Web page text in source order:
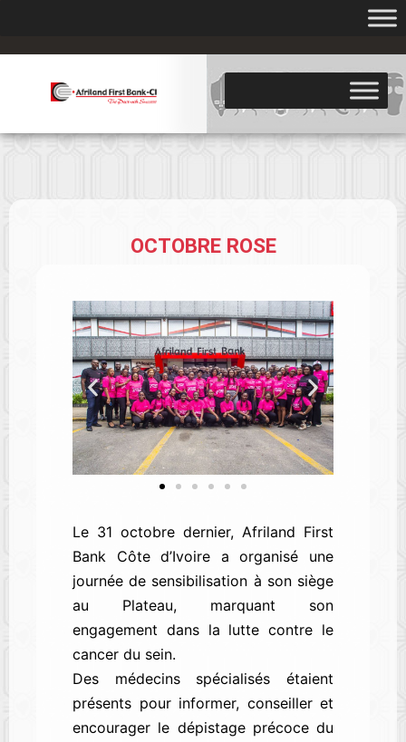
OCTOBRE ROSE
Le 31 octobre dernier, Afriland First
Bank Côte d’Ivoire a organisé une
journée de sensibilisation à son siège
au Plateau, marquant son
engagement dans la lutte contre le
cancer du sein.
Des médecins spécialisés étaient
présents pour informer, conseiller et
encourager le dépistage précoce du